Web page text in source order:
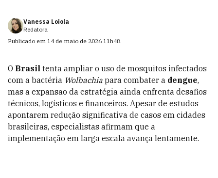
Vanessa Loiola
Redatora
Publicado em 14 de maio de 2026 11h48.
O Brasil tenta ampliar o uso de mosquitos infectados
com a bactéria Wolbachia para combater a dengue,
mas a expansão da estratégia ainda enfrenta desafios
técnicos, logísticos e financeiros. Apesar de estudos
apontarem redução significativa de casos em cidades
brasileiras, especialistas afirmam que a
implementação em larga escala avança lentamente.